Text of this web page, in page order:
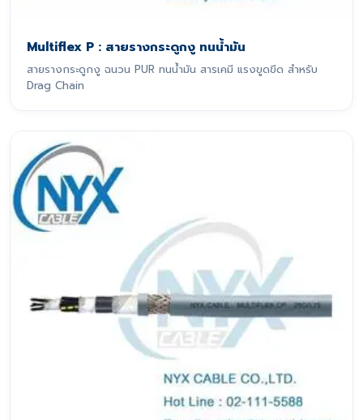
Multiflex P : สายรางกระดูกงู ทนน้ำมัน
สายรางกระดูกงู ฉนวน PUR ทนน้ำมัน สารเคมี แรงขูดขีด สำหรับ
Drag Chain